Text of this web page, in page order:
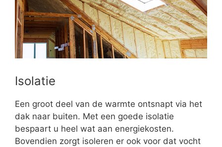
Isolatie
Een groot deel van de warmte ontsnapt via het
dak naar buiten. Met een goede isolatie
bespaart u heel wat aan energiekosten.
Bovendien zorgt isoleren er ook voor dat vocht